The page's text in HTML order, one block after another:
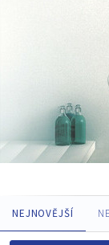
NEJNOVĚJŠÍ